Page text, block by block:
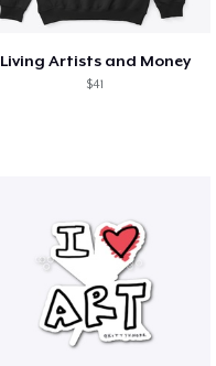
Living Artists and Money
$41